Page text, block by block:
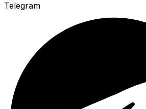
Telegram